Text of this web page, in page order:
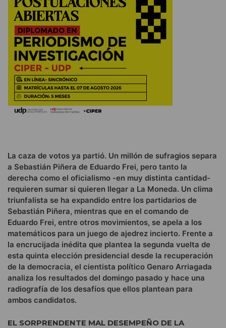
La caza de votos ya partió. Un millón de sufragios separa
a Sebastián Piñera de Eduardo Frei, pero tanto la
derecha como el oficialismo -en muy distinta cantidad-
requieren sumar si quieren llegar a La Moneda. Un clima
triunfalista se ha expandido entre los partidarios de
Sebastián Piñera, mientras que en el comando de
Eduardo Frei, entre otros movimientos, se apela a los
matemáticos para un juego de ajedrez incierto. Frente a
la encrucijada inédita que plantea la segunda vuelta de
esta quinta elección presidencial desde la recuperación
de la democracia, el cientista político Genaro Arriagada
analiza los resultados del domingo pasado y hace una
radiografía de los desafíos que ellos plantean para
ambos candidatos.
EL SORPRENDENTE MAL DESEMPEÑO DE LA